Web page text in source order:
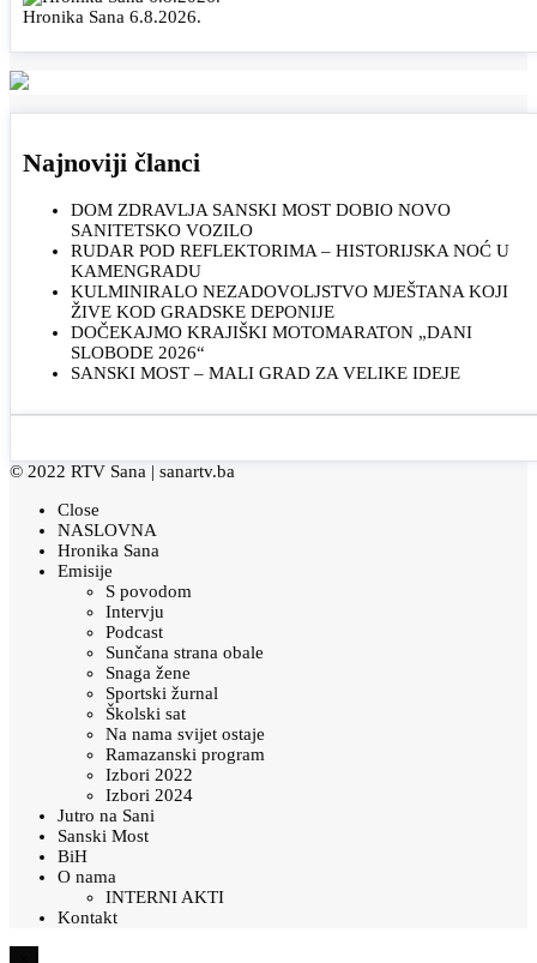
Hronika Sana 6.8.2026.
Najnoviji članci
DOM ZDRAVLJA SANSKI MOST DOBIO NOVO
SANITETSKO VOZILO
RUDAR POD REFLEKTORIMA – HISTORIJSKA NOĆ U
KAMENGRADU
KULMINIRALO NEZADOVOLJSTVO MJEŠTANA KOJI
ŽIVE KOD GRADSKE DEPONIJE
DOČEKAJMO KRAJIŠKI MOTOMARATON „DANI
SLOBODE 2026“
SANSKI MOST – MALI GRAD ZA VELIKE IDEJE
© 2022 RTV Sana | sanartv.ba
Close
NASLOVNA
Hronika Sana
Emisije
S povodom
Intervju
Podcast
Sunčana strana obale
Snaga žene
Sportski žurnal
Školski sat
Na nama svijet ostaje
Ramazanski program
Izbori 2022
Izbori 2024
Jutro na Sani
Sanski Most
BiH
O nama
INTERNI AKTI
Kontakt